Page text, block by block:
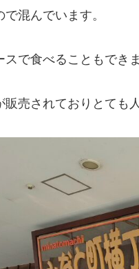
混んでいます。
スで食べることもでき
販売されておりとても